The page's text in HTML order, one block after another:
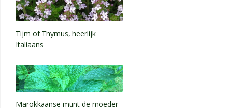
Tijm of Thymus, heerlijk
Italiaans
Marokkaanse munt de moeder